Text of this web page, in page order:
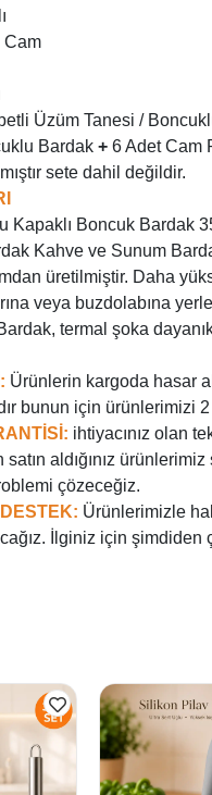
Cam
Üzüm Tanesi /
Bardak + 6 Adet Cam
sete dahil değildir.
Kapaklı Boncuk Bardak
Kahve ve Sunum
üretilmiştir. Daha
veya buzdolabına
termal şoka
Ürünlerin kargoda hasar
bunun için ürünlerimizi
ihtiyacınız olan
satın aldığınız
çözeceğiz.
Ürünlerimizle
İlginiz için şimdiden